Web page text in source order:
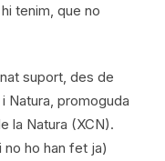
tenim, que no
suport, des de
Natura, promoguda
la Natura (XCN).
ho han fet ja)